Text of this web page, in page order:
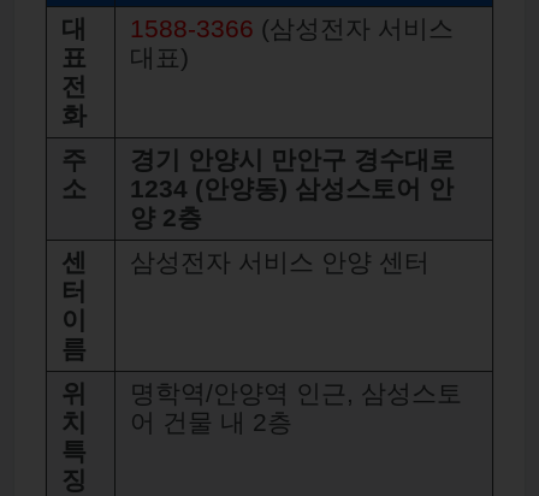
대
표
전
화
1588-3366 (삼성전자 서비스
대표)
주
소
경기 안양시 만안구 경수대로
1234 (안양동) 삼성스토어 안
양 2층
센
터
이
름
삼성전자 서비스 안양 센터
위
치
특
징
명학역/안양역 인근, 삼성스토
어 건물 내 2층